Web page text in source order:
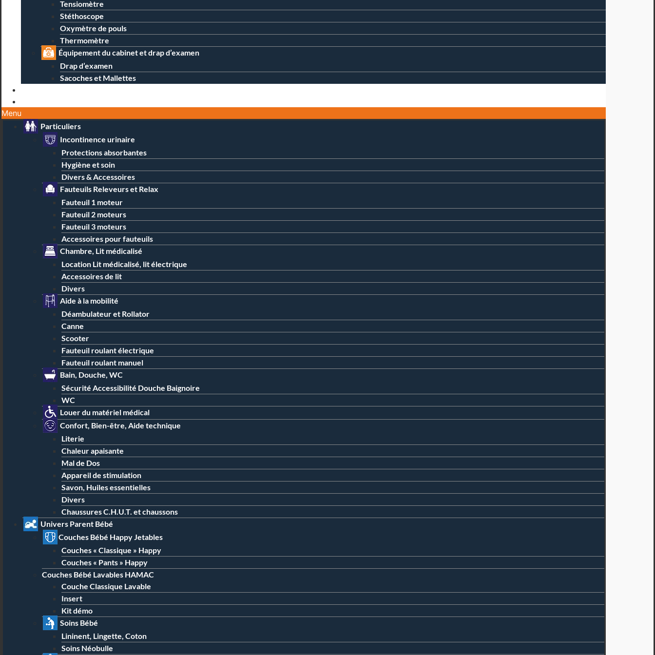
Tensiomètre
Stéthoscope
Oxymètre de pouls
Thermomètre
Équipement du cabinet et drap d’examen
Drap d’examen
Sacoches et Mallettes
Menu
Particuliers
Incontinence urinaire
Protections absorbantes
Hygiène et soin
Divers & Accessoires
Fauteuils Releveurs et Relax
Fauteuil 1 moteur
Fauteuil 2 moteurs
Fauteuil 3 moteurs
Accessoires pour fauteuils
Chambre, Lit médicalisé
Location Lit médicalisé, lit électrique
Accessoires de lit
Divers
Aide à la mobilité
Déambulateur et Rollator
Canne
Scooter
Fauteuil roulant électrique
Fauteuil roulant manuel
Bain, Douche, WC
Sécurité Accessibilité Douche Baignoire
WC
Louer du matériel médical
Confort, Bien-être, Aide technique
Literie
Chaleur apaisante
Mal de Dos
Appareil de stimulation
Savon, Huiles essentielles
Divers
Chaussures C.H.U.T. et chaussons
Univers Parent Bébé
Couches Bébé Happy Jetables
Couches « Classique » Happy
Couches « Pants » Happy
Couches Bébé Lavables HAMAC
Couche Classique Lavable
Insert
Kit démo
Soins Bébé
Lininent, Lingette, Coton
Soins Néobulle